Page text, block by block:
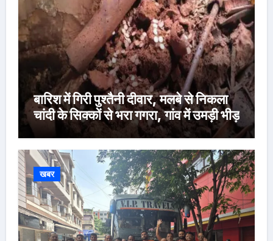
बारिश में गिरी पुश्तैनी दीवार, मलबे से निकला
चांदी के सिक्कों से भरा गगरा, गांव में उमड़ी भीड़
खबर